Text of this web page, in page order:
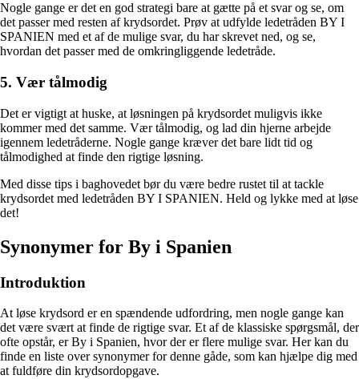
Nogle gange er det en god strategi bare at gætte på et svar og se, om
det passer med resten af krydsordet. Prøv at udfylde ledetråden BY I
SPANIEN med et af de mulige svar, du har skrevet ned, og se,
hvordan det passer med de omkringliggende ledetråde.
5. Vær tålmodig
Det er vigtigt at huske, at løsningen på krydsordet muligvis ikke
kommer med det samme. Vær tålmodig, og lad din hjerne arbejde
igennem ledetråderne. Nogle gange kræver det bare lidt tid og
tålmodighed at finde den rigtige løsning.
Med disse tips i baghovedet bør du være bedre rustet til at tackle
krydsordet med ledetråden BY I SPANIEN. Held og lykke med at løse
det!
Synonymer for By i Spanien
Introduktion
At løse krydsord er en spændende udfordring, men nogle gange kan
det være svært at finde de rigtige svar. Et af de klassiske spørgsmål, der
ofte opstår, er By i Spanien, hvor der er flere mulige svar. Her kan du
finde en liste over synonymer for denne gåde, som kan hjælpe dig med
at fuldføre din krydsordopgave.